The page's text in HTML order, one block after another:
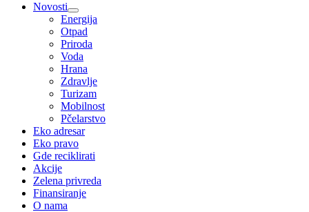
Novosti
Energija
Otpad
Priroda
Voda
Hrana
Zdravlje
Turizam
Mobilnost
Pčelarstvo
Eko adresar
Eko pravo
Gde reciklirati
Akcije
Zelena privreda
Finansiranje
O nama